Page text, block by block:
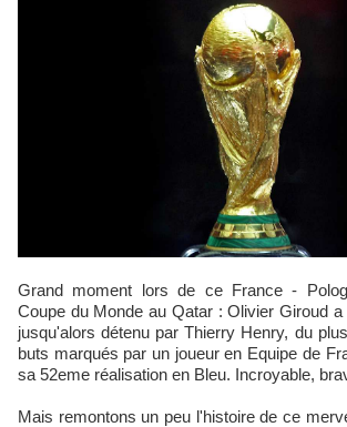
Grand moment lors de ce France - Pologne , durant cette
Coupe du Monde au Qatar : Olivier Giroud
jusqu'alors détenu par Thierry Henry, du
buts marqués par un joueur en Equipe de
sa 52eme réalisation en Bleu. Incroyable,
Mais remontons un peu l'histoire de ce